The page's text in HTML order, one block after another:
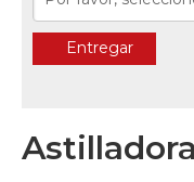
Entregar